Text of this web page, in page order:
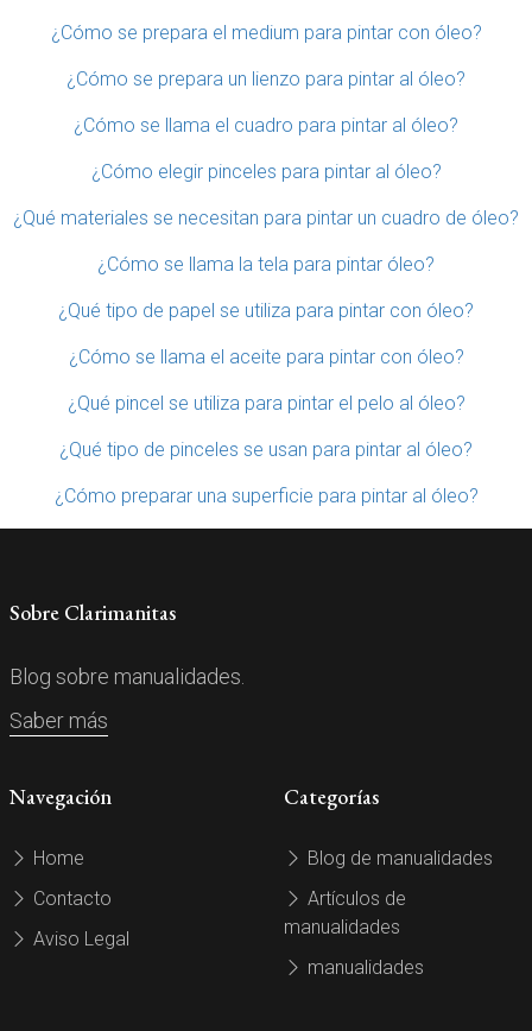
¿Cómo se prepara el medium para pintar con óleo?
¿Cómo se prepara un lienzo para pintar al óleo?
¿Cómo se llama el cuadro para pintar al óleo?
¿Cómo elegir pinceles para pintar al óleo?
¿Qué materiales se necesitan para pintar un cuadro de óleo?
¿Cómo se llama la tela para pintar óleo?
¿Qué tipo de papel se utiliza para pintar con óleo?
¿Cómo se llama el aceite para pintar con óleo?
¿Qué pincel se utiliza para pintar el pelo al óleo?
¿Qué tipo de pinceles se usan para pintar al óleo?
¿Cómo preparar una superficie para pintar al óleo?
Sobre Clarimanitas
Blog sobre manualidades.
Saber más
Navegación
Home
Contacto
Aviso Legal
Categorías
Blog de manualidades
Artículos de
manualidades
manualidades